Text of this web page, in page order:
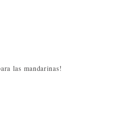
las mandarinas!